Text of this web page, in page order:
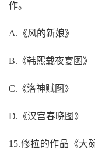
作。
A.《风的新娘》
B.《韩熙载夜宴图》
C.《洛神赋图》
D.《汉宫春晓图》
15.修拉的作品《大